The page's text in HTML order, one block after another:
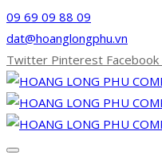
09 69 09 88 09
dat@hoanglongphu.vn
Twitter Pinterest Facebook